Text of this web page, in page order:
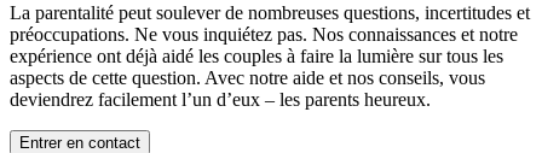
La parentalité peut soulever de nombreuses questions, incertitudes et
préoccupations. Ne vous inquiétez pas. Nos connaissances et notre
expérience ont déjà aidé les couples à faire la lumière sur tous les
aspects de cette question. Avec notre aide et nos conseils, vous
deviendrez facilement l’un d’eux – les parents heureux.
Entrer en contact